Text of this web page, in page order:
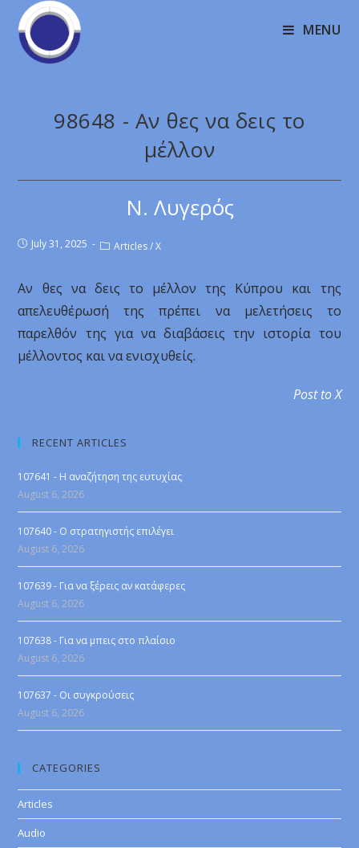
MENU
98648 - Αν θες να δεις το
μέλλον
Ν. Λυγερός
July 31, 2025 Articles / X
Αν θες να δεις το μέλλον της Κύπρου και της
απελευθέρωσή της πρέπει να μελετήσεις το
παρελθόν της για να διαβάσεις την ιστορία του
μέλλοντος και να ενισχυθείς.
Post to X
RECENT ARTICLES
107641 - Η αναζήτηση της ευτυχίας
August 6, 2026
107640 - Ο στρατηγιστής επιλέγει
August 6, 2026
107639 - Για να ξέρεις αν κατάφερες
August 6, 2026
107638 - Για να μπεις στο πλαίσιο
August 6, 2026
107637 - Οι συγκρούσεις
August 6, 2026
CATEGORIES
Articles
Audio